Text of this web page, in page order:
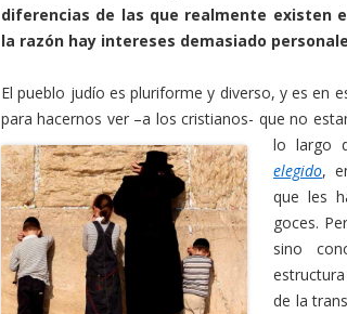
diferencias de las que realmente existen
la razón hay intereses demasiado
El pueblo judío es pluriforme y diverso, y es en
para hacernos ver –a los cristianos- que no
lo largo
elegido,
que les
goces.
sino
de la